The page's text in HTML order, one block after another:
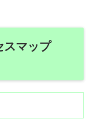
スマップ